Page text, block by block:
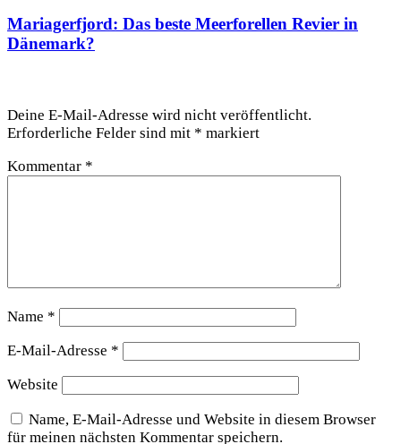
Mariagerfjord: Das beste Meerforellen Revier in
Dänemark?
Deine E-Mail-Adresse wird nicht veröffentlicht.
Erforderliche Felder sind mit * markiert
Kommentar *
Name *
E-Mail-Adresse *
Website
Name, E-Mail-Adresse und Website in diesem Browser
für meinen nächsten Kommentar speichern.